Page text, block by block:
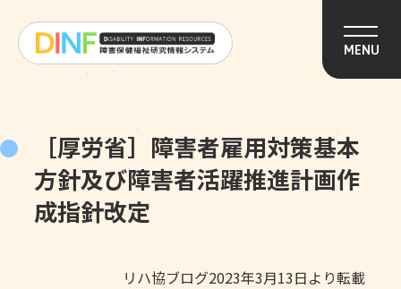
MENU
［厚労省］障害者雇用対策基本
方針及び障害者活躍推進計画作
成指針改定
リハ協ブログ2023年3月13日より転載